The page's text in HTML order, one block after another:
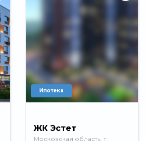
Ипотека
ЖК Эстет
Московская область, г.